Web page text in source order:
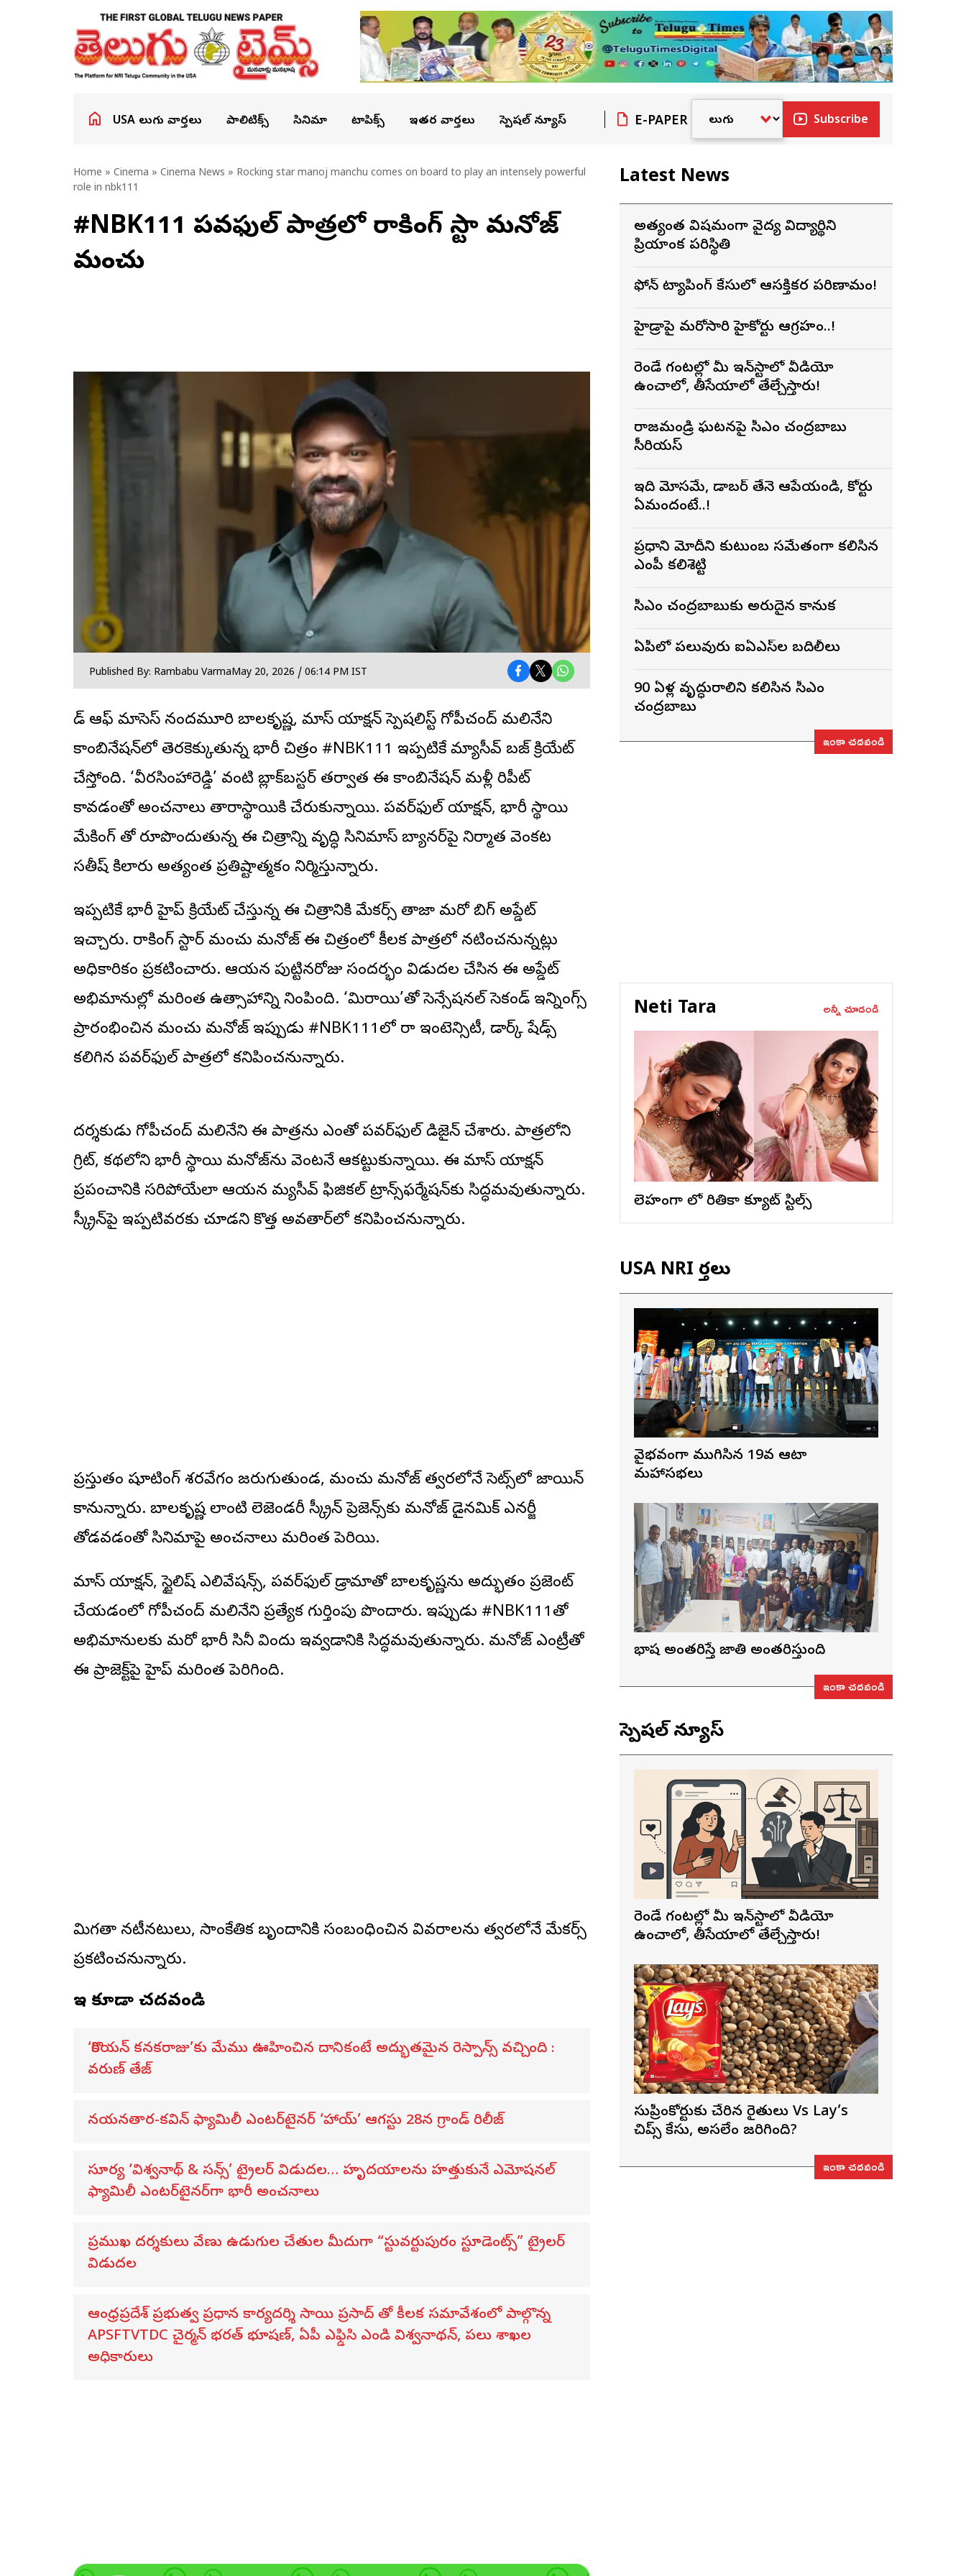
USA తెలుగు వార్తలు పాలిటిక్స్ సినిమా టాపిక్స్ ఇతర వార్తలు స్పెషల్ న్యూస్ E-PAPER Subscribe
Home » Cinema » Cinema News » Rocking star manoj manchu comes on board to play an intensely powerful
role in nbk111
#NBK111 పవర్‌ఫుల్ పాత్రలో రాకింగ్ స్టార్ మనోజ్
మంచు
Published By: Rambabu VarmaMay 20, 2026 / 06:14 PM IST
గాడ్ ఆఫ్ మాసెస్ నందమూరి బాలకృష్ణ, మాస్ యాక్షన్ స్పెషలిస్ట్ గోపీచంద్ మలినేని
కాంబినేషన్‌లో తెరకెక్కుతున్న భారీ చిత్రం #NBK111 ఇప్పటికే మ్యాసీవ్ బజ్ క్రియేట్
చేస్తోంది. ‘వీరసింహారెడ్డి’ వంటి బ్లాక్‌బస్టర్ తర్వాత ఈ కాంబినేషన్ మళ్లీ రిపీట్
కావడంతో అంచనాలు తారాస్థాయికి చేరుకున్నాయి. పవర్‌ఫుల్ యాక్షన్, భారీ స్థాయి
మేకింగ్ తో రూపొందుతున్న ఈ చిత్రాన్ని వృద్ధి సినిమాస్ బ్యానర్‌పై నిర్మాత వెంకట
సతీష్ కిలారు అత్యంత ప్రతిష్టాత్మకంగా నిర్మిస్తున్నారు.
ఇప్పటికే భారీ హైప్ క్రియేట్ చేస్తున్న ఈ చిత్రానికి మేకర్స్ తాజాగా మరో బిగ్ అప్డేట్
ఇచ్చారు. రాకింగ్ స్టార్ మంచు మనోజ్ ఈ చిత్రంలో కీలక పాత్రలో నటించనున్నట్లు
అధికారికంగా ప్రకటించారు. ఆయన పుట్టినరోజు సందర్భంగా విడుదల చేసిన ఈ అప్డేట్
అభిమానుల్లో మరింత ఉత్సాహాన్ని నింపింది. ‘మిరాయి’తో సెన్సేషనల్ సెకండ్ ఇన్నింగ్స్
ప్రారంభించిన మంచు మనోజ్ ఇప్పుడు #NBK111లో రా ఇంటెన్సిటీ, డార్క్ షేడ్స్
కలిగిన పవర్‌ఫుల్ పాత్రలో కనిపించనున్నారు.
దర్శకుడు గోపీచంద్ మలినేని ఈ పాత్రను ఎంతో పవర్‌ఫుల్‌గా డిజైన్ చేశారు. పాత్రలోని
గ్రిట్, కథలోని భారీ స్థాయి మనోజ్‌ను వెంటనే ఆకట్టుకున్నాయి. ఈ మాస్ యాక్షన్
ప్రపంచానికి సరిపోయేలా ఆయన మ్యసీవ్ ఫిజికల్ ట్రాన్స్‌ఫర్మేషన్‌కు సిద్ధమవుతున్నారు.
స్క్రీన్‌పై ఇప్పటివరకు చూడని కొత్త అవతార్‌లో కనిపించనున్నారు.
ప్రస్తుతం షూటింగ్ శరవేగంగా జరుగుతుండగా, మంచు మనోజ్ త్వరలోనే సెట్స్‌లో జాయిన్
కానున్నారు. బాలకృష్ణ లాంటి లెజెండరీ స్క్రీన్ ప్రెజెన్స్‌కు మనోజ్ డైనమిక్ ఎనర్జీ
తోడవడంతో సినిమాపై అంచనాలు మరింత పెరిగాయి.
మాస్ యాక్షన్, స్టైలిష్ ఎలివేషన్స్, పవర్‌ఫుల్ డ్రామాతో బాలకృష్ణను అద్భుతంగా ప్రజెంట్
చేయడంలో గోపీచంద్ మలినేని ప్రత్యేక గుర్తింపు పొందారు. ఇప్పుడు #NBK111తో
అభిమానులకు మరో భారీ సినీ విందు ఇవ్వడానికి సిద్ధమవుతున్నారు. మనోజ్ ఎంట్రీతో
ఈ ప్రాజెక్ట్‌పై హైప్ మరింత పెరిగింది.
మిగతా నటీనటులు, సాంకేతిక బృందానికి సంబంధించిన వివరాలను త్వరలోనే మేకర్స్
ప్రకటించనున్నారు.
ఇవి కూడా చదవండి
‘కొరియన్ కనకరాజు’కు మేము ఊహించిన దానికంటే అద్భుతమైన రెస్పాన్స్ వచ్చింది :
వరుణ్ తేజ్
నయనతార-కవిన్ ఫ్యామిలీ ఎంటర్‌టైనర్ ‘హాయ్’ ఆగస్టు 28న గ్రాండ్ రిలీజ్
సూర్య ‘విశ్వనాథ్ & సన్స్’ ట్రైలర్ విడుదల… హృదయాలను హత్తుకునే ఎమోషనల్
ఫ్యామిలీ ఎంటర్‌టైనర్‌గా భారీ అంచనాలు
ప్రముఖ దర్శకులు వేణు ఉడుగుల చేతుల మీదుగా “స్టువర్టుపురం స్టూడెంట్స్” ట్రైలర్
విడుదల
ఆంధ్రప్రదేశ్ ప్రభుత్వ ప్రధాన కార్యదర్శి సాయి ప్రసాద్ తో కీలక సమావేశంలో పాల్గొన్న
APSFTVTDC చైర్మన్ భరత్ భూషణ్, ఏపీ ఎఫ్డిసి ఎండి విశ్వనాథన్, పలు శాఖల
అధికారులు
Latest News
అత్యంత విషమంగా వైద్య విద్యార్థిని
ప్రియాంక పరిస్థితి
ఫోన్ ట్యాపింగ్ కేసులో ఆసక్తికర పరిణామం!
హైడ్రాపై మరోసారి హైకోర్టు ఆగ్రహం..!
రెండే గంటల్లో మీ ఇన్‌స్టాలో వీడియో
ఉంచాలో, తీసేయాలో తేల్చేస్తారు!
రాజమండ్రి ఘటనపై సీఎం చంద్రబాబు
సీరియస్
ఇది మోసమే, డాబర్‌ తేనె ఆపేయండి, కోర్టు
ఏమందంటే..!
ప్రధాని మోదీని కుటుంబ సమేతంగా కలిసిన
ఎంపీ కలిశెట్టి
సీఎం చంద్రబాబుకు అరుదైన కానుక
ఏపీలో పలువురు ఐఏఎస్‌ల బదిలీలు
90 ఏళ్ల వృద్ధురాలిని కలిసిన సీఎం
చంద్రబాబు
ఇంకా చదవండి
Neti Tara అన్నీ చూడండి
లెహంగా లో రితికా క్యూట్ స్టిల్స్
USA NRI వార్తలు
వైభవంగా ముగిసిన 19వ ఆటా
మహాసభలు
భాష అంతరిస్తే జాతి అంతరిస్తుంది
ఇంకా చదవండి
స్పెషల్ న్యూస్
రెండే గంటల్లో మీ ఇన్‌స్టాలో వీడియో
ఉంచాలో, తీసేయాలో తేల్చేస్తారు!
సుప్రీంకోర్టుకు చేరిన రైతులు Vs Lay’s
చిప్స్‌ కేసు, అసలేం జరిగింది?
ఇంకా చదవండి